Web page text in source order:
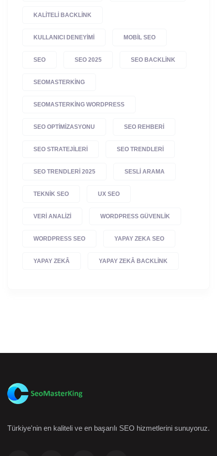
KALITELI BACKLINK
KULLANICI DENEYIMI MOBIL SEO
SEO SEO 2025 SEO BACKLINK
SEOMASTERKING
SEOMASTERKING WORDPRESS
SEO OPTIMIZASYONU SEO REHBERI
SEO STRATEJILERI SEO TRENDLERI
SEO TRENDLERI 2025 SESLI ARAMA
TEKNIK SEO UX SEO
VERI ANALIZI WORDPRESS GÜVENLIK
WORDPRESS SEO YAPAY ZEKA SEO
YAPAY ZEKÂ YAPAY ZEKÂ BACKLINK
Türkiye'nin en kaliteli ve en başarılı SEO hizmetlerini sunuyoruz.